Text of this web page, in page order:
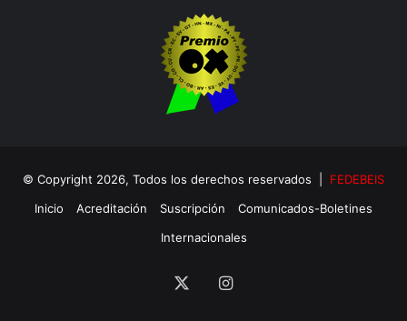
© Copyright 2026, Todos los derechos reservados | FEDEBEIS
Inicio
Acreditación Suscripción
Comunicados-Boletines
Internacionales
Instagram